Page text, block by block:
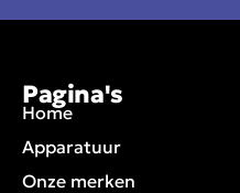
Pagina's
Home
Apparatuur
Onze merken